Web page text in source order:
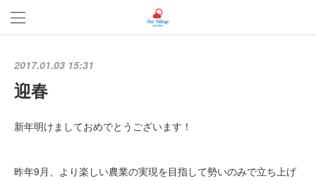
2017.01.03 15:31
迎春
新年明けましておめでとうございます！
昨年9月、より楽しい農業の実現を目指して勢いのみで立ち上げ